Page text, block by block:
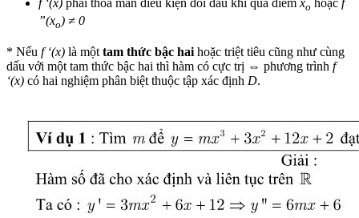
f ‘(x) phải thỏa mãn điều kiện đổi dấu khi qua điểm xo hoặc f
”(xo) ≠ 0
* Nếu f ‘(x) là một tam thức bậc hai hoặc triệt tiêu cũng như cùng
dấu với một tam thức bậc hai thì hàm có cực trị ⇔ phương trình f
‘(x) có hai nghiệm phân biệt thuộc tập xác định D.